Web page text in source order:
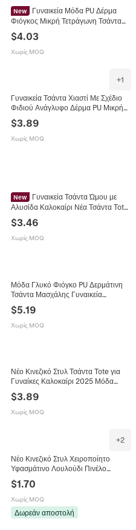
New
Γυναικεία Μόδα PU Δέρμα
Φιόγκος Μικρή Τετράγωνη Τσάντα
Χιαστί Street Trendy Τσάντα Χειρός
2024 Καλοκαίρι Νέα
$4.03
Χωρίς MOQ
+1
Γυναικεία Τσάντα Χιαστί Με Σχέδιο
Φιδιού Ανάγλυφο Δέρμα PU Μικρή
Τετράγωνη Τσάντα Χειρός Με Χρυσά
Μεταλλικά Στοιχεία
$3.89
Χωρίς MOQ
New
Γυναικεία Τσάντα Ώμου με
Αλυσίδα Καλοκαίρι Νέα Τσάντα Tote
με Κεντητή Υφή Ρόμβου Μεταλλικό
Λουράκι Αλυσίδας Ευέλικτη Κομψή
Τσάντα Χειρός
$3.46
Χωρίς MOQ
Μόδα Γλυκό Φιόγκο PU Δερμάτινη
Τσάντα Μασχάλης Γυναικεία
Καλοκαίρι Νέα Μονόχρωμη Τσάντα
Ώμου Μισοφέγγαρο Με Μεταλλική
Αλυσίδα
$5.19
Χωρίς MOQ
Νέο Κινεζικό Στυλ Τσάντα Tote για
Γυναίκες Καλοκαίρι 2025 Μόδα
Τσάντα Ώμου Μεγάλη Χωρητικότητα
PU Τσάντα Μασχάλης Ζακάρ Σχέδιο
$3.89
Χωρίς MOQ
+2
Νέο Κινεζικό Στυλ Χειροποίητο
Υφασμάτινο Λουλούδι Πινέλο
Καλοκαίρι Ποιμενικό Ανθικό
Τσιμπιδάκι Μαλλιών Εξαιρετικό
Αξεσουάρ Μαλλιών
$1.70
Χωρίς MOQ
Δωρεάν αποστολή